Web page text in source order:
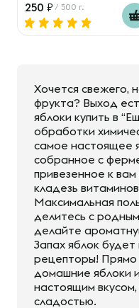
250 / 500 г.
Хочется свежего,
фрукта? Выход
яблоки купить в
обработки
самое настоящее
собранное с
привезенное к
кладезь
Максимальная
делитесь с
делайте
Запах яблок
рецепторы! Прямо
домашние яблоки
настоящим
сладостью.